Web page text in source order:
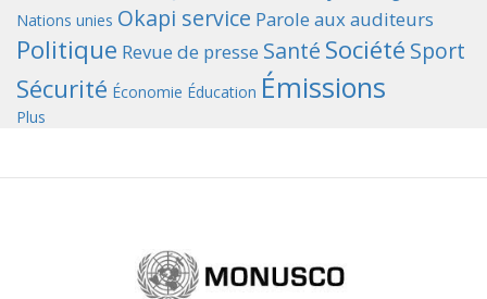
Nations unies Okapi service Parole aux auditeurs
Politique Revue de presse Santé Société Sport
Sécurité Économie Éducation Émissions
Plus